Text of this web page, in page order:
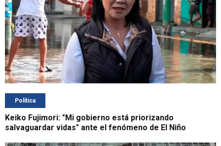
Política
Keiko Fujimori: "Mi gobierno está priorizando
salvaguardar vidas" ante el fenómeno de El Niño